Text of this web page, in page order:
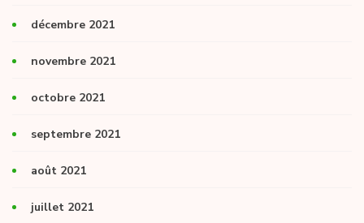
décembre 2021
novembre 2021
octobre 2021
septembre 2021
août 2021
juillet 2021